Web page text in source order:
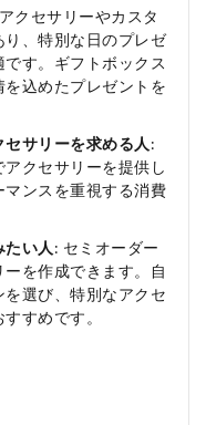
クセサリーやカスタ
、特別な日のプレゼ
す。ギフトボックス
込めたプレゼントを
サリーを求める人 :
クセサリーを提供し
ンスを重視する消費
い人 : セミオーダー
を作成できます。自
選び、特別なアクセ
すめです。